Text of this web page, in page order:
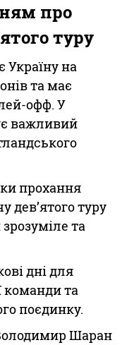
про
туру
Україну на
та має
офф. У
важливий
прохання
дев’ятого туру
та
дні для
команди та
поєдинку.
Шаран